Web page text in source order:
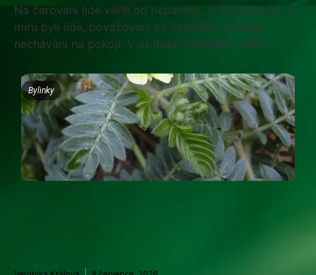
Na čarování lidé věřili od nepaměti. V období klidu a
míru byli lidé, považovaní za čaroděje, většinou
necháváni na pokoji. V období nestability nebo....
Bylinky